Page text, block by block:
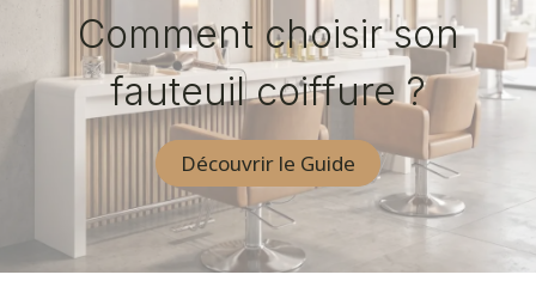
Comment choisir son
fauteuil coiffure ?
Découvrir le Guide